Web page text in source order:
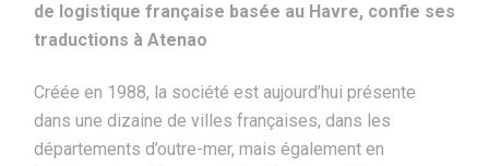
de logistique française basée au Havre, confie ses
traductions à Atenao
Créée en 1988, la société est aujourd’hui présente
dans une dizaine de villes françaises, dans les
départements d’outre-mer, mais également en